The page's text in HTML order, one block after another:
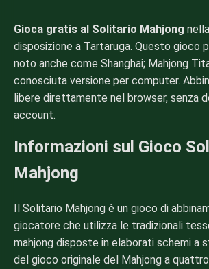
Gioca gratis al Solitario Mahjong
disposizione a Tartaruga. Questo gioco
noto anche come Shanghai; Mahjong
conosciuta versione per computer.
libere direttamente nel browser, senza
account.
Informazioni sul Gioco
Mahjong
Il Solitario Mahjong è un gioco di
giocatore che utilizza le tradizionali
mahjong disposte in elaborati schemi a
del gioco originale del Mahjong a